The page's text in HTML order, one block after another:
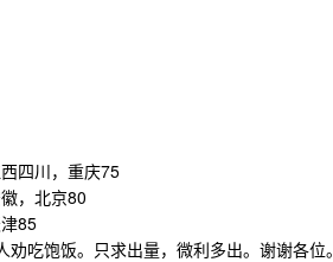
四川，重庆75
，北京80
85
吃饱饭。只求出量，微利多出。谢谢各位。